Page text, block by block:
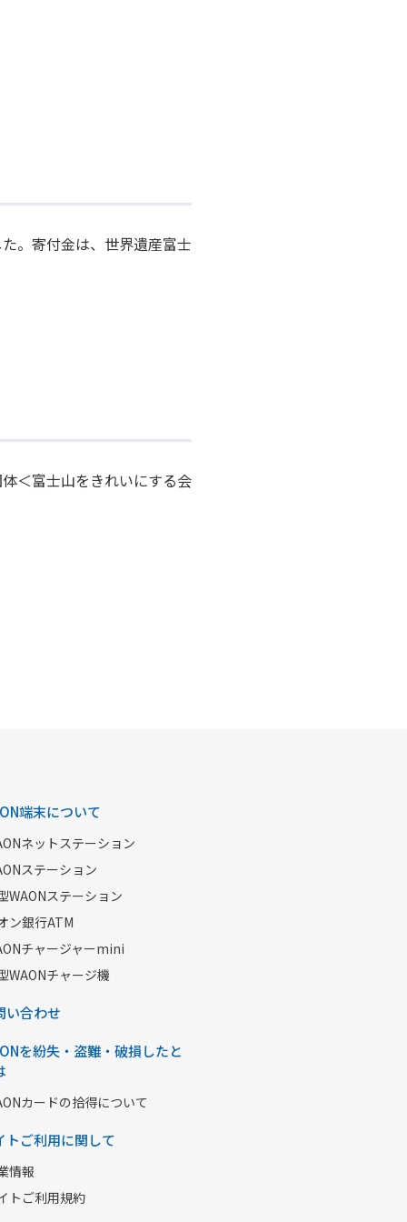
。寄付金は、世界遺産富士
＜富士山をきれいにする会
端末について
ネットステーション
ステーション
WAONステーション
ン銀行ATM
チャージャーmini
WAONチャージ機
い合わせ
を紛失・盗難・破損したと
カードの拾得について
トご利用に関して
情報
トご利用規約